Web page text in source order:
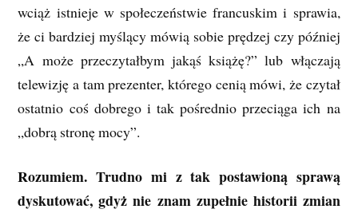
wciąż istnieje w społeczeństwie francuskim i sprawia,
że ci bardziej myślący mówią sobie prędzej czy później
„A może przeczytałbym jakąś książę?” lub włączają
telewizję a tam prezenter, którego cenią mówi, że czytał
ostatnio coś dobrego i tak pośrednio przeciąga ich na
„dobrą stronę mocy”.
Rozumiem. Trudno mi z tak postawioną sprawą
dyskutować, gdyż nie znam zupełnie historii zmian